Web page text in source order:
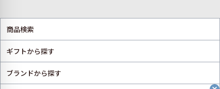
商品検索
ギフトから探す
ブランドから探す